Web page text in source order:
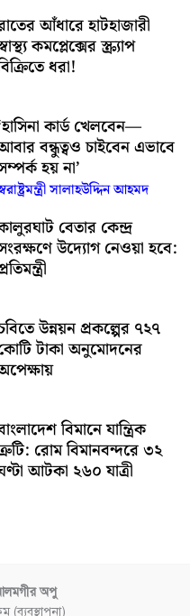
আঁধারে হাটহাজারী
কমপ্লেক্সের স্ক্র্যাপ
ধরা!
কার্ড খেলবেন—
বন্ধুত্বও চাইবেন এভাবে
হয় না’
সালাহউদ্দিন আহমদ
বেতার কেন্দ্র
উদ্যোগ নেওয়া হবে:
উন্নয়ন প্রকল্পের ৭২৭
টাকা অনুমোদনের
বিমানে যান্ত্রিক
রোম বিমানবন্দরে ৩২
আটকা ২৬০ যাত্রী
অপু
(ব্যবস্থাপনা)